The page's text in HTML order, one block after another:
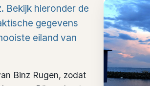
Bekijk hieronder de
gegevens
eiland van
Binz Rugen, zodat